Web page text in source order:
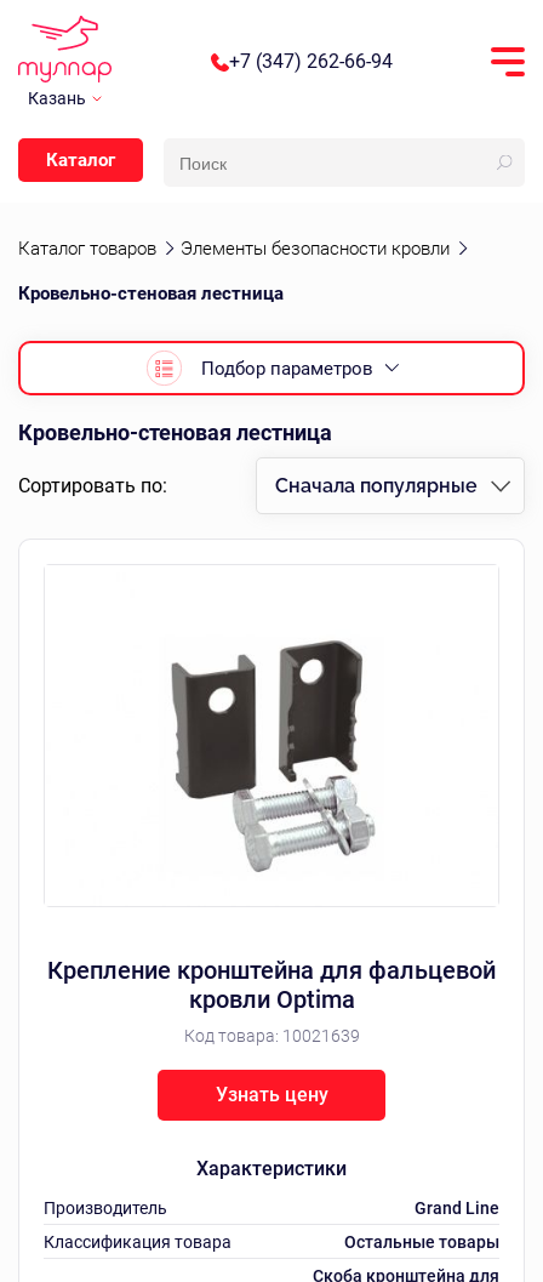
Казань
+7 (347) 262-66-94
Каталог
Каталог товаров Элементы безопасности кровли
Кровельно-стеновая лестница
Подбор параметров
Кровельно-стеновая лестница
Сортировать по: Сначала популярные
Крепление кронштейна для фальцевой
кровли Optima
Код товара: 10021639
Характеристики
Производитель
Grand Line
Классификация товара
Остальные товары
Скоба кронштейна для
Узнать цену